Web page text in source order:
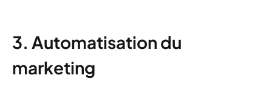
3. Automatisation du
marketing